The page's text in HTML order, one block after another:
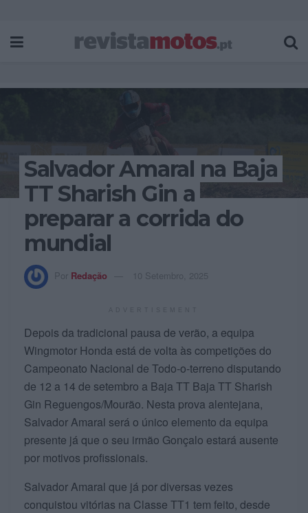
Salvador Amaral na Baja
TT Sharish Gin a
preparar a corrida do
mundial
Por Redação 10 Setembro, 2025
Depois da tradicional pausa de verão, a equipa
Wingmotor Honda está de volta às competições do
Campeonato Nacional de Todo-o-terreno disputando
de 12 a 14 de setembro a Baja TT Baja TT Sharish
Gin Reguengos/Mourão. Nesta prova alentejana,
Salvador Amaral será o único elemento da equipa
presente já que o seu irmão Gonçalo estará ausente
por motivos profissionais.
Salvador Amaral que já por diversas vezes
conquistou vitórias na Classe TT1 tem feito, desde